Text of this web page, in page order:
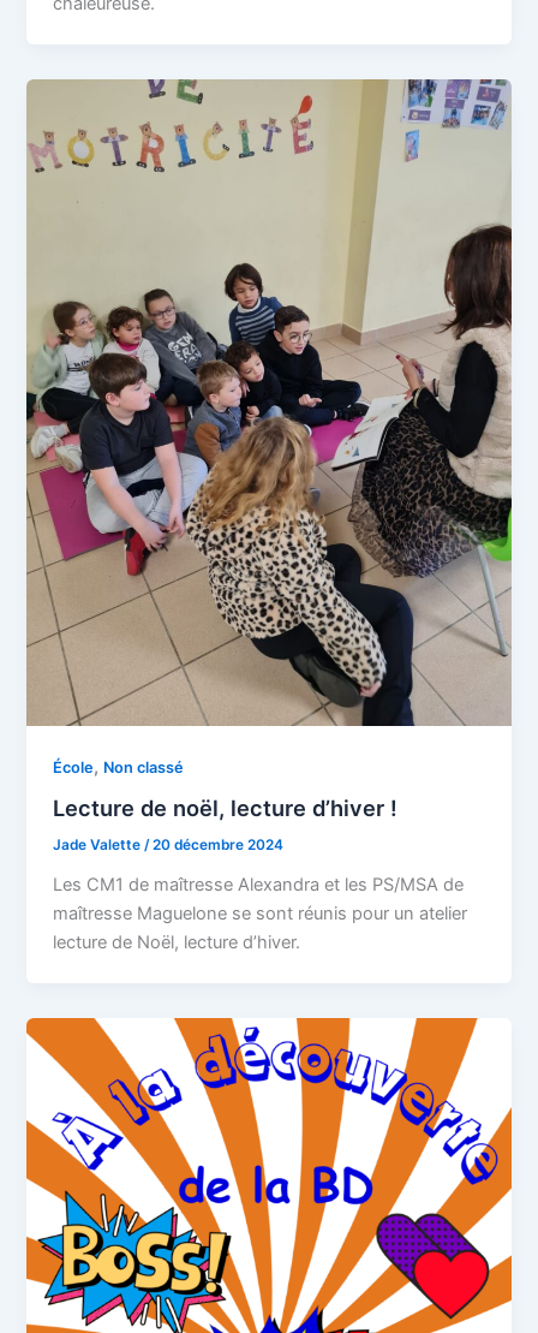
École, Non classé
Lecture de noël, lecture d’hiver !
Jade Valette/20 décembre 2024
Les CM1 de maîtresse Alexandra et les PS/MSA de
maîtresse Maguelone se sont réunis pour un atelier
lecture de Noël, lecture d’hiver.